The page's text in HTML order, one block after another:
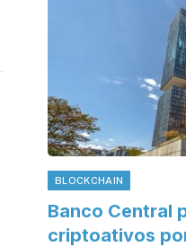
BLOCKCHAIN
Banco Central
criptoativos